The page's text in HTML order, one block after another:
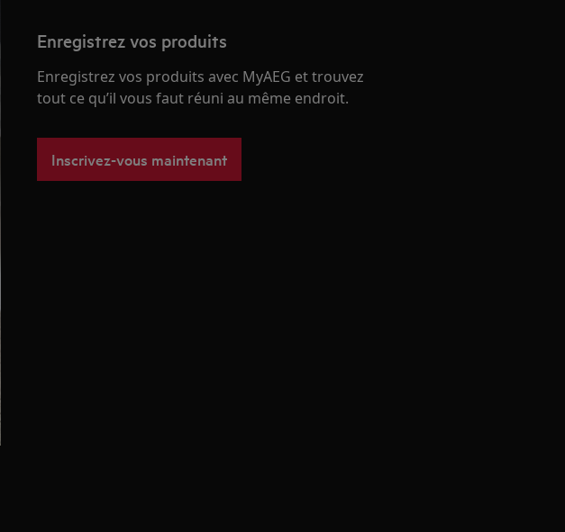
Enregistrez vos produits
Enregistrez vos produits avec MyAEG et trouvez
tout ce qu’il vous faut réuni au même endroit.
Inscrivez-vous maintenant